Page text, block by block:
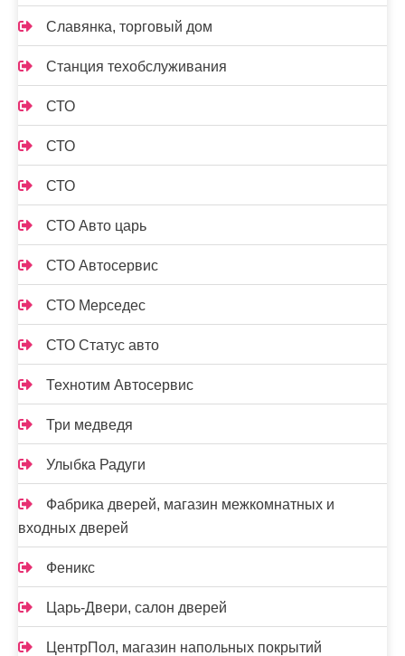
Славянка, торговый дом
Станция техобслуживания
СТО
СТО
СТО
СТО Авто царь
СТО Автосервис
СТО Мерседес
СТО Статус авто
Технотим Автосервис
Три медведя
Улыбка Радуги
Фабрика дверей, магазин межкомнатных и
входных дверей
Феникс
Царь-Двери, салон дверей
ЦентрПол, магазин напольных покрытий